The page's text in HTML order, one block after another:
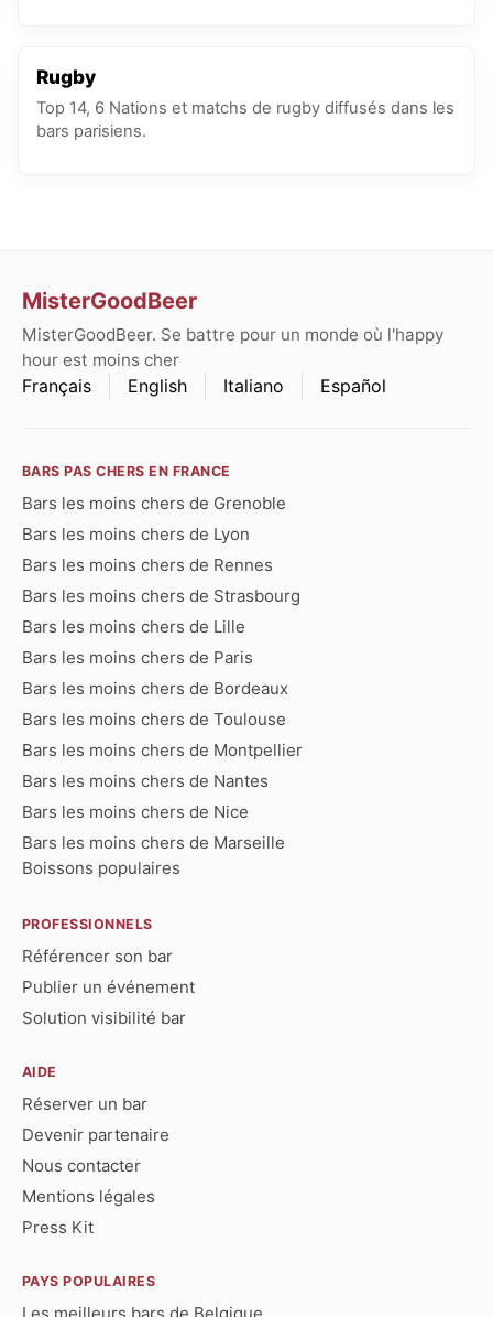
Rugby
Top 14, 6 Nations et matchs de rugby diffusés dans les
bars parisiens.
MisterGoodBeer
MisterGoodBeer. Se battre pour un monde où l'happy
hour est moins cher
Français English Italiano Español
BARS PAS CHERS EN FRANCE
Bars les moins chers de Grenoble
Bars les moins chers de Lyon
Bars les moins chers de Rennes
Bars les moins chers de Strasbourg
Bars les moins chers de Lille
Bars les moins chers de Paris
Bars les moins chers de Bordeaux
Bars les moins chers de Toulouse
Bars les moins chers de Montpellier
Bars les moins chers de Nantes
Bars les moins chers de Nice
Bars les moins chers de Marseille
Boissons populaires
PROFESSIONNELS
Référencer son bar
Publier un événement
Solution visibilité bar
AIDE
Réserver un bar
Devenir partenaire
Nous contacter
Mentions légales
Press Kit
PAYS POPULAIRES